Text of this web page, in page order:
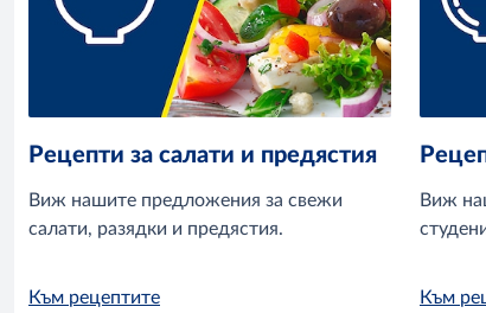
Рецепти за салати и предястия
Виж нашите предложения за свежи
салати, разядки и предястия.
Към рецептите
Виж
Към